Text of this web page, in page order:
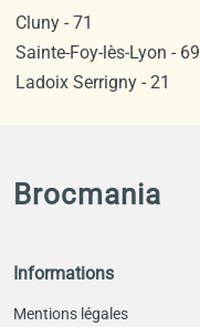
Cluny - 71
Sainte-Foy-lès-Lyon - 69
Ladoix Serrigny - 21
Brocmania
Informations
Mentions légales